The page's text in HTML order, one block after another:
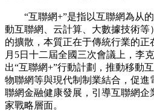
“互聯網+”是指以互聯網為从的
動互聯網、云計算、大數據技術等
的擴散，本質正在于傳統行業的正
月5日十二屆全國三次會議上，李
出“互聯網+”行動計劃，推動移動
物聯網等與現代制制業結合，促進
聯網金融健康發展，引導互聯網企
家戰略層面。